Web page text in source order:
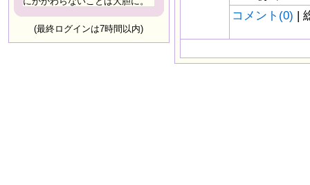
(最終ログインは7時間以内)
コメント(0) |